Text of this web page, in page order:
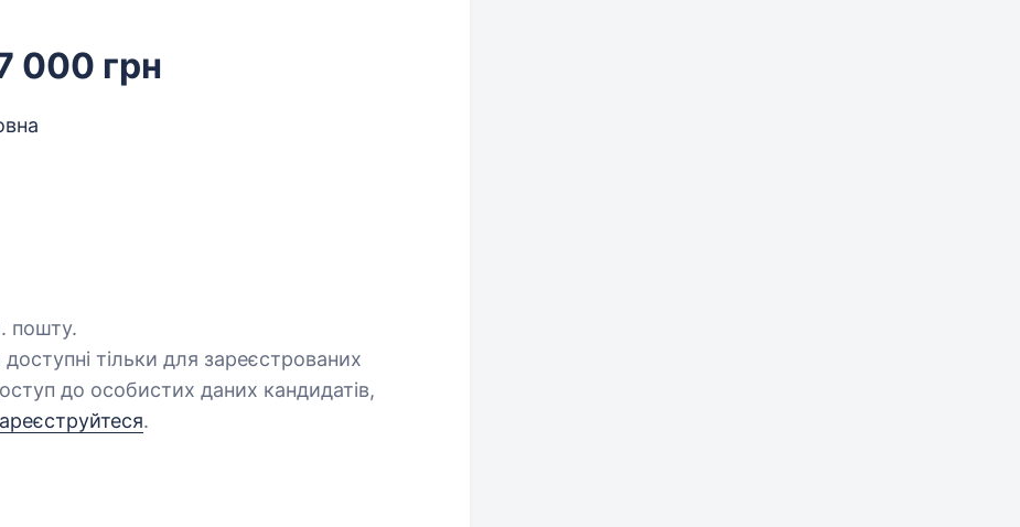
000 грн
пошту.
тільки для зареєстрованих
до особистих даних кандидатів,
.